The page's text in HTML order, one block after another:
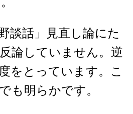
談話」見直し論にた
論していません。逆
をとっています。こ
も明らかです。